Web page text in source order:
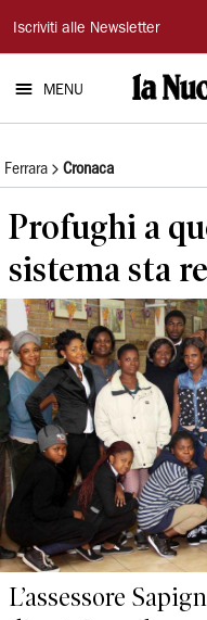
La
Nuova
Ferrara
Iscriviti alle Newsletter
MENU
Ferrara Cronaca
Profughi a
sistema sta
L’assessore